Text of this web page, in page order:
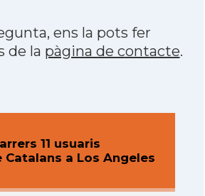
ens la pots fer
de la pàgina de contacte.
11 usuaris
Catalans a Los Angeles